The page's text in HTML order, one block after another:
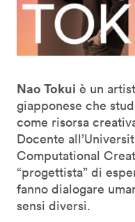
Nao Tokui è un
giapponese che
come risorsa
Docente
Computational
“progettista” di
fanno dialogare
sensi diversi.